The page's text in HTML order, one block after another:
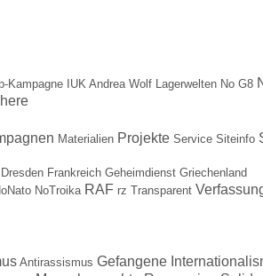
Kampagne IUK Andrea Wolf Lagerwelten No G8
Materialien Projekte Service Siteinfo
Dresden Frankreich Geheimdienst Griechenland
NoTroika RAF rz Transparent
Antirassismus Gefangene